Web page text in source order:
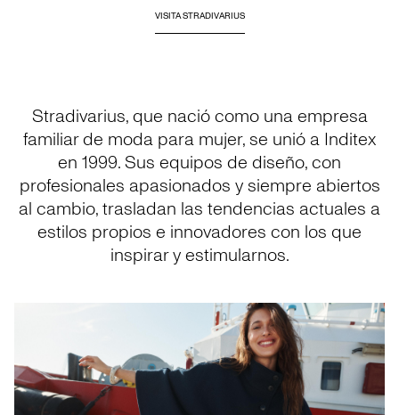
VISITA STRADIVARIUS
Stradivarius, que nació como una empresa
familiar de moda para mujer, se unió a Inditex
en 1999. Sus equipos de diseño, con
profesionales apasionados y siempre abiertos
al cambio, trasladan las tendencias actuales a
estilos propios e innovadores con los que
inspirar y estimularnos.